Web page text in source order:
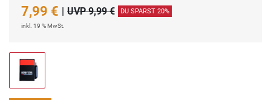
7,99 € | UVP 9,99 € DU SPARST 20%
inkl. 19 % MwSt.